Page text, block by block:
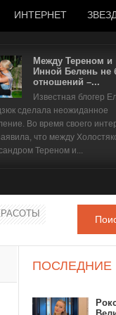
ИНТЕРНЕТ
Между Тереном и
Инной Белень не
отношений –...
Известная блогер
сделала неожиданное
Во время своего
что между
Тереном и...
ПОСЛЕДНИЕ
имя пользователя?